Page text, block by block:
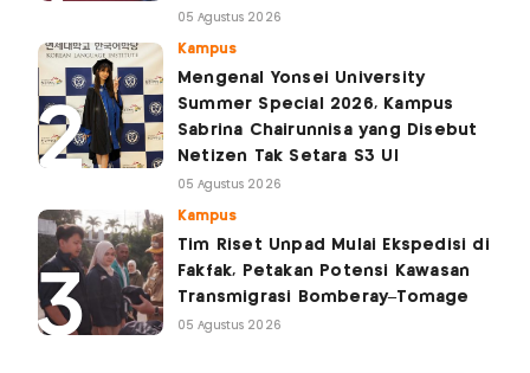
05 Agustus 2026
Kampus
Mengenal Yonsei University
Summer Special 2026, Kampus
Sabrina Chairunnisa yang Disebut
Netizen Tak Setara S3 UI
05 Agustus 2026
Kampus
Tim Riset Unpad Mulai Ekspedisi di
Fakfak, Petakan Potensi Kawasan
Transmigrasi Bomberay–Tomage
05 Agustus 2026